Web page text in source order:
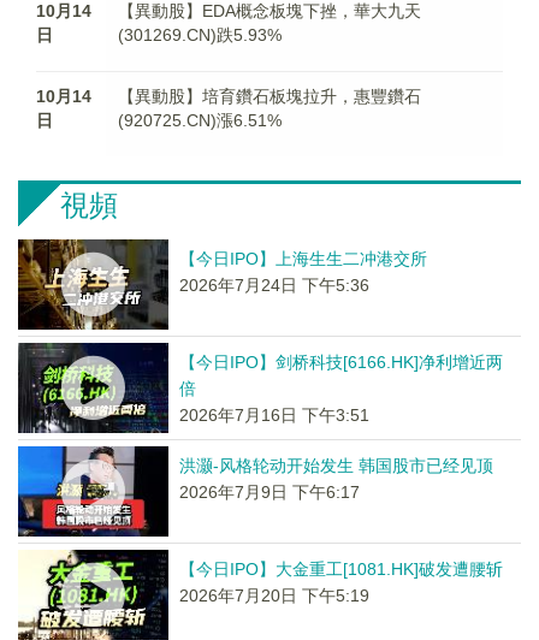
10月14
日
【異動股】EDA概念板塊下挫，華大九天
(301269.CN)跌5.93%
10月14
日
【異動股】培育鑽石板塊拉升，惠豐鑽石
(920725.CN)漲6.51%
視頻
【今日IPO】上海生生二冲港交所
2026年7月24日 下午5:36
【今日IPO】剑桥科技[6166.HK]净利增近两
倍
2026年7月16日 下午3:51
洪灏-风格轮动开始发生 韩国股市已经见顶
2026年7月9日 下午6:17
【今日IPO】大金重工[1081.HK]破发遭腰斩
2026年7月20日 下午5:19